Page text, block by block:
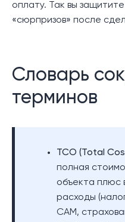
оплату. Так вы
«сюрпризов» после
Словарь
терминов
TCO (Total
полная
объекта плюс
расходы
CAM,